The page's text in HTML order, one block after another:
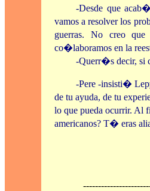
-Desde que
vamos a resolver los
guerras. No creo
co�laboramos en la
-Querr�s decir, si
-Pere -insisti�
de tu ayuda, de tu
lo que pueda ocurrir. Al
americanos? T� eras